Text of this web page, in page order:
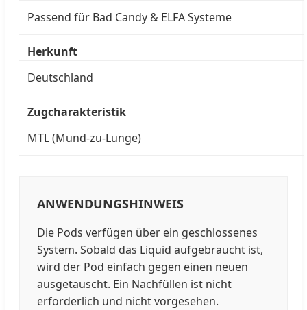
Passend für Bad Candy & ELFA Systeme
Herkunft
Deutschland
Zugcharakteristik
MTL (Mund-zu-Lunge)
ANWENDUNGSHINWEIS
Die Pods verfügen über ein geschlossenes
System. Sobald das Liquid aufgebraucht ist,
wird der Pod einfach gegen einen neuen
ausgetauscht. Ein Nachfüllen ist nicht
erforderlich und nicht vorgesehen.